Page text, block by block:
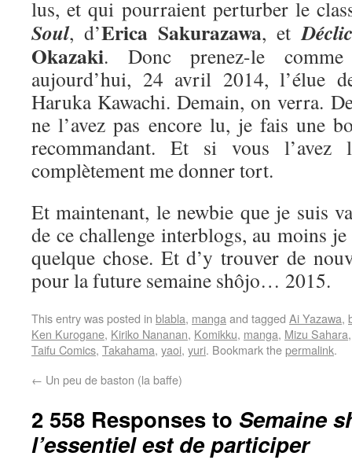
lus, et qui pourraient perturber le
Soul, d’Erica Sakurazawa, et
Okazaki. Donc prenez-le
aujourd’hui, 24 avril 2014, l’élue
Haruka Kawachi. Demain, on verra.
ne l’avez pas encore lu, je fais une
recommandant. Et si vous l’avez
complètement me donner tort.
Et maintenant, le newbie que je suis
de ce challenge interblogs, au moins
quelque chose. Et d’y trouver de
pour la future semaine shôjo… 2015.
This entry was posted in blabla, mangaand tagged Ai Yazawa,
Ken Kurogane, Kiriko Nananan, Komikku, manga, Mizu Sahara
Taifu Comics, Takahama, yaoi, yuri. Bookmark thepermalink.
← Un peu de baston (la baffe)
2 558 Responses to Semaine
l’essentiel est de participer